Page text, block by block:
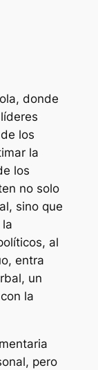
donde
los
la
los
no solo
sino que
al
entra
un
la
pero